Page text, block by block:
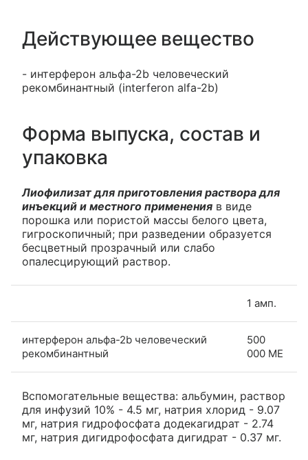
Действующее вещество
- интерферон альфа-2b человеческий
рекомбинантный (interferon alfa-2b)
Форма выпуска, состав и
упаковка
Лиофилизат для приготовления раствора для
инъекций и местного применения в виде
порошка или пористой массы белого цвета,
гигроскопичный; при разведении образуется
бесцветный прозрачный или слабо
опалесцирующий раствор.
1 амп.
интерферон альфа-2b человеческий
рекомбинантный
500
000 МЕ
Вспомогательные вещества: альбумин, раствор
для инфузий 10% - 4.5 мг, натрия хлорид - 9.07
мг, натрия гидрофосфата додекагидрат - 2.74
мг, натрия дигидрофосфата дигидрат - 0.37 мг.